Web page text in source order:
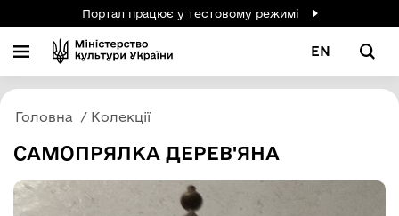
Портал працює у тестовому режимі
EN
Головна Колекції
САМОПРЯЛКА ДЕРЕВ'ЯНА